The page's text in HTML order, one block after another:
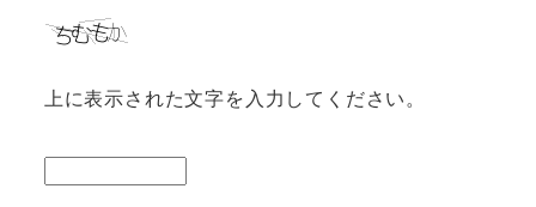
上に表示された文字を入力してください。